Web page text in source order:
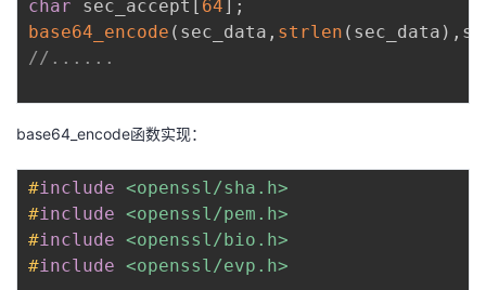
char sec_accept 64
;
base64_encode ( sec_data , strlen ( sec_data ) ,
//......
base64_encode函数实现：
#include <openssl/sha.h>
#include <openssl/pem.h>
#include <openssl/bio.h>
#include <openssl/evp.h>